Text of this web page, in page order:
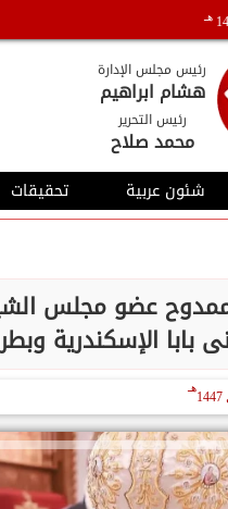
هـ
رئيس مجلس الإدارة
هشام ابراهيم
رئيس التحرير
محمد صلاح
شئون عربية تحقيقات
ممدوح عضو مجلس
بابا الإسكندرية
هـ